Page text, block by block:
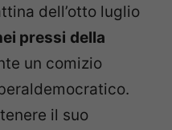
dell’otto luglio
pressi della
un comizio
il suo